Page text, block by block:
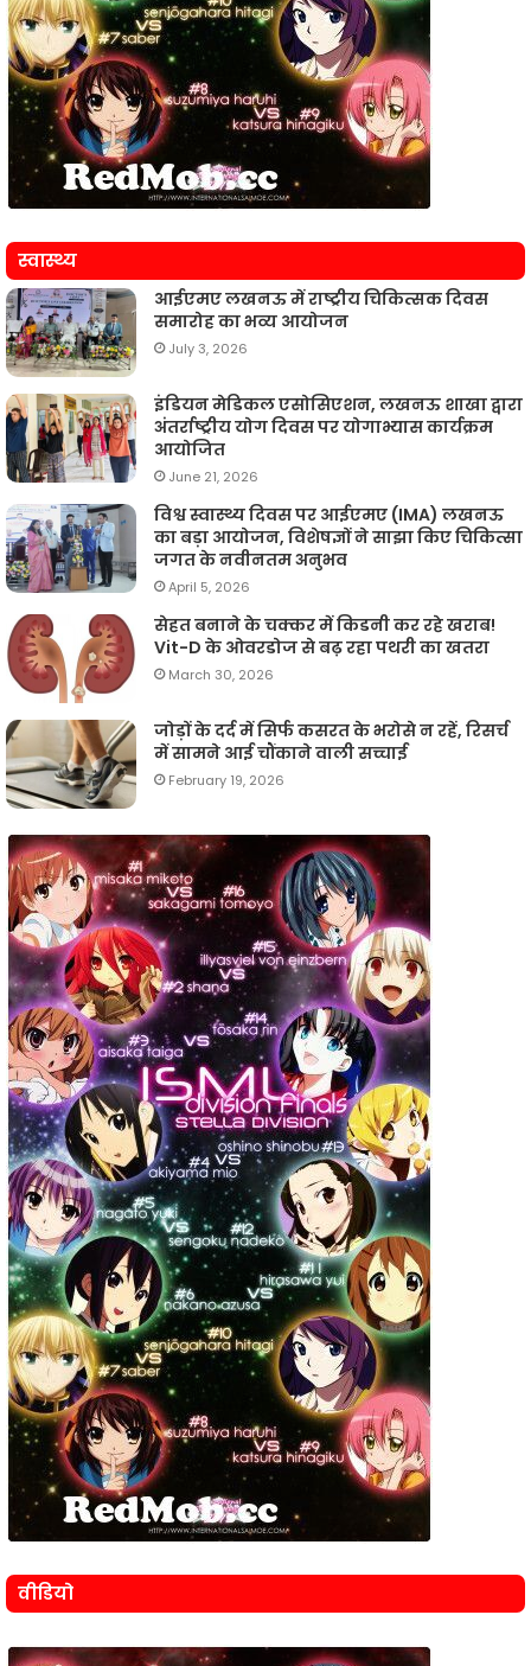
स्वास्थ्य
आईएमए लखनऊ में राष्ट्रीय चिकित्सक दिवस
समारोह का भव्य आयोजन
July 3, 2026
इंडियन मेडिकल एसोसिएशन, लखनऊ शाखा द्वारा
अंतर्राष्ट्रीय योग दिवस पर योगाभ्यास कार्यक्रम
आयोजित
June 21, 2026
विश्व स्वास्थ्य दिवस पर आईएमए (IMA) लखनऊ
का बड़ा आयोजन, विशेषज्ञों ने साझा किए चिकित्सा
जगत के नवीनतम अनुभव
April 5, 2026
सेहत बनाने के चक्कर में किडनी कर रहे खराब!
Vit-D के ओवरडोज से बढ़ रहा पथरी का खतरा
March 30, 2026
जोड़ों के दर्द में सिर्फ कसरत के भरोसे न रहें, रिसर्च
में सामने आई चौंकाने वाली सच्चाई
February 19, 2026
वीडियो